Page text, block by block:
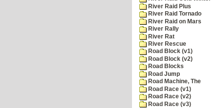
River Raid Plus
River Raid Tornado
River Raid on Mars
River Rally
River Rat
River Rescue
Road Block (v1)
Road Block (v2)
Road Blocks
Road Jump
Road Machine, The
Road Race (v1)
Road Race (v2)
Road Race (v3)